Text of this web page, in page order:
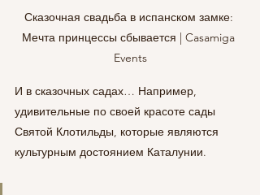
Сказочная свадьба в испанском замке:
Мечта принцессы сбывается | Casamiga
Events
И в сказочных садах… Например,
удивительные по своей красоте сады
Святой Клотильды, которые являются
культурным достоянием Каталунии.